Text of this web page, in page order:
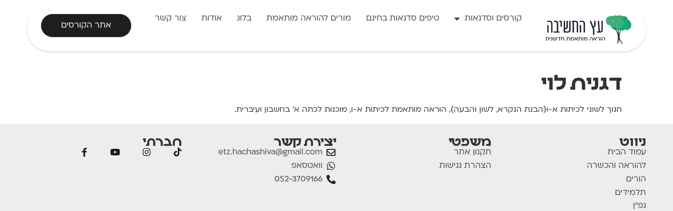
קורסים וסדנאות טיפים סדנאות בחינם מורים להוראה מותאמת בלוג אודות
צור קשר
אתר הקורסים
דגנית לוי
חנוך לשוני לכיתות א-ו{הבנת הנקרא, לשון והבעה}, הוראה מותאמת לכיתות א-ו, מוכנות לכתה א' בחשבון ועיברית.
ניווט
עמוד הבית
להוראה והכשרה
הורים
תלמידים
גפ"ן
משפטי
תקנון אתר
הצהרת נגישות
יצירת קשר
etz.hachashiva@gmail.com
וואטסאפ
052-3709166
חברתי